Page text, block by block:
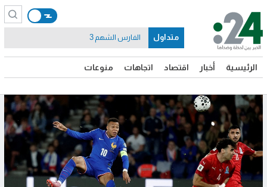
الرئيسية أخبار اقتصاد اتجاهات منوعات
متداول الفارس الشهم 3